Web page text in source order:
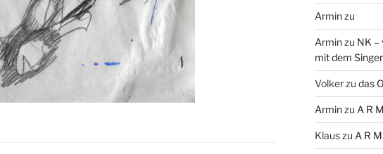
Arminzu
Arminzu NK –
mit dem
Volkerzu das
Arminzu A R
Klauszu A R